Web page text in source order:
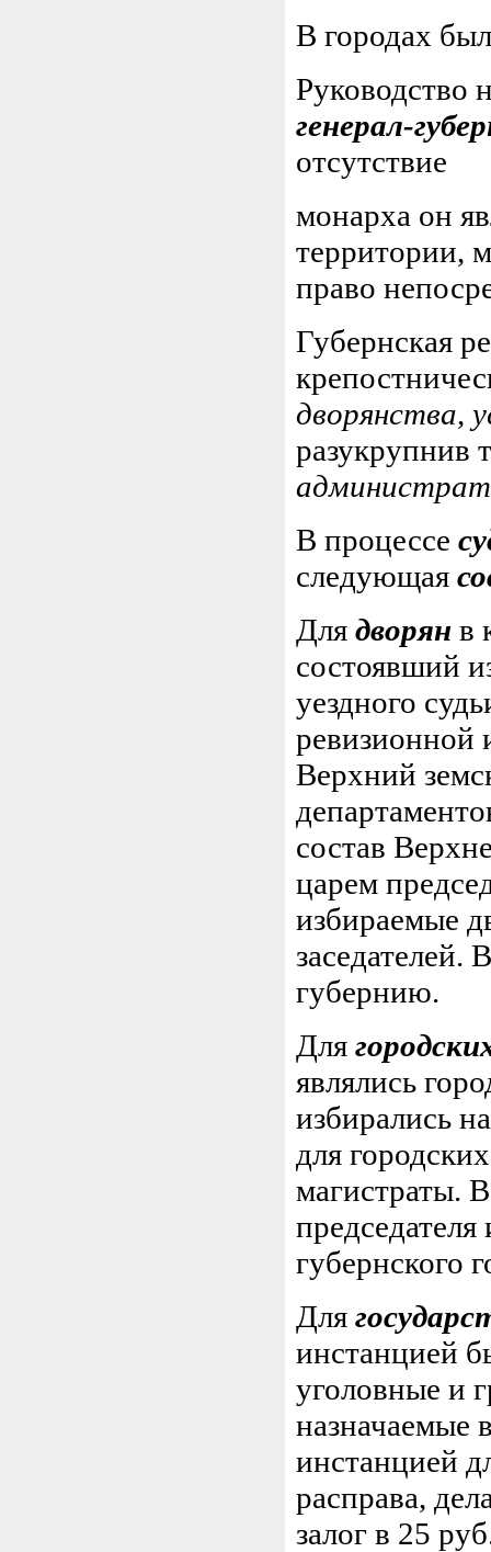
В городах
Руководство
генерал-
отсутствие
монарха он
территории,
право
Губернская
дворянства,
разукрупнив
В процессе
следующая
Для дворян в
состоявший
уездного
ревизионной
Верхний
состав
царем
избираемые
заседателей.
губернию.
Для
являлись
избирались
для
магистраты.
губернского
Для
инстанцией
уголовные и
назначаемые
инстанцией
расправа,
залог в 25